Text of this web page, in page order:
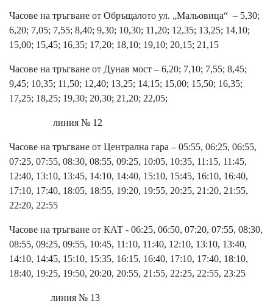
Часове на тръгване от Обръщалото ул. „Мальовица“ – 5,30;
6,20; 7,05; 7,55; 8,40; 9,30; 10,30; 11,20; 12,35; 13,25; 14,10;
15,00; 15,45; 16,35; 17,20; 18,10; 19,10; 20,15; 21,15
Часове на тръгване от Дунав мост – 6,20; 7,10; 7,55; 8,45;
9,45; 10,35; 11,50; 12,40; 13,25; 14,15; 15,00; 15,50; 16,35;
17,25; 18,25; 19,30; 20,30; 21,20; 22,05;
линия № 12
Часове на тръгване от Централна гара – 05:55, 06:25, 06:55,
07:25, 07:55, 08:30, 08:55, 09:25, 10:05, 10:35, 11:15, 11:45,
12:40, 13:10, 13:45, 14:10, 14:40, 15:10, 15:45, 16:10, 16:40,
17:10, 17:40, 18:05, 18:55, 19:20, 19:55, 20:25, 21:20, 21:55,
22:20, 22:55
Часове на тръгване от КАТ - 06:25, 06:50, 07:20, 07:55, 08:30,
08:55, 09:25, 09:55, 10:45, 11:10, 11:40, 12:10, 13:10, 13:40,
14:10, 14:45, 15:10, 15:35, 16:15, 16:40, 17:10, 17:40, 18:10,
18:40, 19:25, 19:50, 20:20, 20:55, 21:55, 22:25, 22:55, 23:25
линия № 13